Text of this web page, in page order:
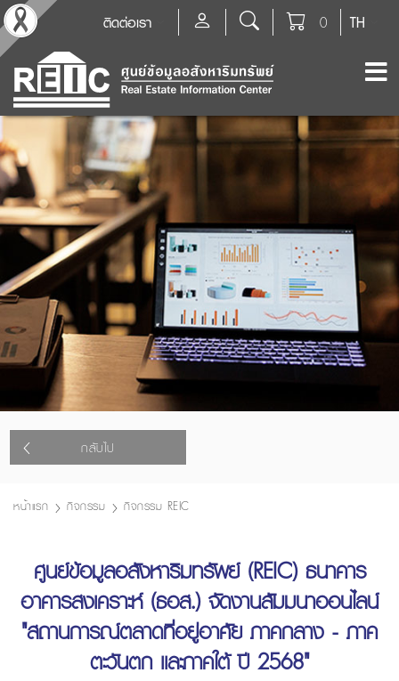
TH
0
ติดต่อเรา
กลับไป
หน้าแรก กิจกรรม กิจกรรม REIC
ศูนย์ข้อมูลอสังหาริมทรัพย์ (REIC) ธนาคาร
อาคารสงเคราะห์ (ธอส.) จัดงานสัมมนาออนไลน์
"สถานการณ์ตลาดที่อยู่อาศัย ภาคกลาง - ภาค
ตะวันตก เเละภาคใต้ ปี 2568"